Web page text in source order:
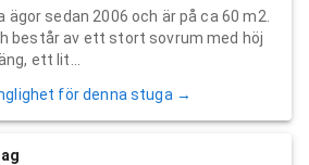
ägor sedan 2006 och är på ca 60 m2.
består av ett stort sovrum med höj
ett lit...
för denna stuga →